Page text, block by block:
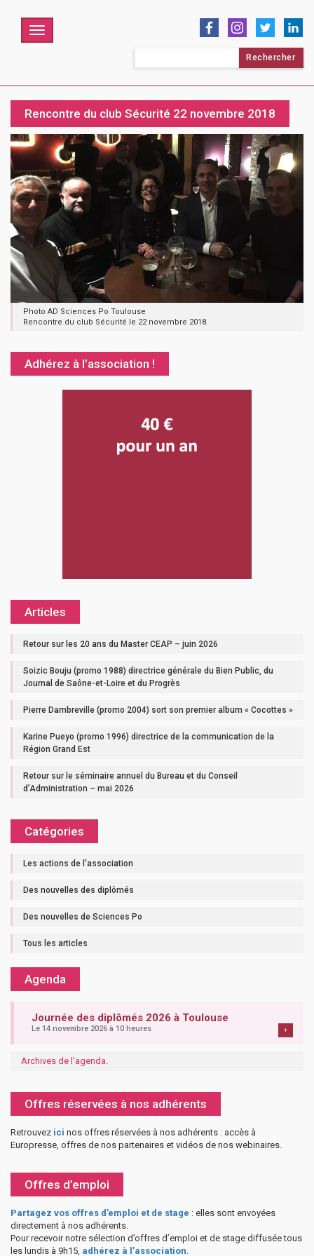
Menu
Rencontre du club Sécurité 22 novembre 2018
Photo AD Sciences Po Toulouse
Rencontre du club Sécurité le 22 novembre 2018.
Adhérez à l’association !
Articles
Retour sur les 20 ans du Master CEAP – juin 2026
Soizic Bouju (promo 1988) directrice générale du Bien Public, du
Journal de Saône-et-Loire et du Progrès
Pierre Dambreville (promo 2004) sort son premier album « Cocottes »
Karine Pueyo (promo 1996) directrice de la communication de la
Région Grand Est
Retour sur le séminaire annuel du Bureau et du Conseil
d’Administration – mai 2026
Catégories
Les actions de l'association
Des nouvelles des diplômés
Des nouvelles de Sciences Po
Tous les articles
Agenda
Journée des diplômés 2026 à Toulouse
Le 14 novembre 2026 à 10 heures +
Archives de l'agenda.
Offres réservées à nos adhérents
Retrouvez ici nos offres réservées à nos adhérents : accès à
Europresse, offres de nos partenaires et vidéos de nos webinaires.
Offres d’emploi
Partagez vos offres d’emploi et de stage : elles sont envoyées
directement à nos adhérents.
Pour recevoir notre sélection d’offres d’emploi et de stage diffusée tous
les lundis à 9h15, adhérez à l’association.